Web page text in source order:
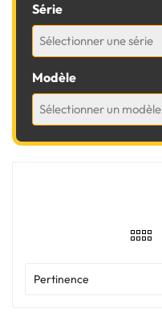
Série
Sélectionner une série
Modèle
Sélectionner un modèle
Pertinence